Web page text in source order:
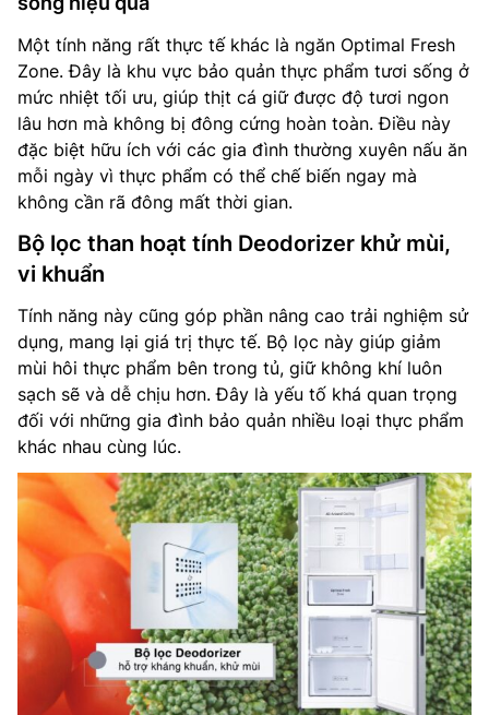
Một tính năng rất thực tế khác là ngăn Optimal Fresh
Zone. Đây là khu vực bảo quản thực phẩm tươi sống ở
mức nhiệt tối ưu, giúp thịt cá giữ được độ tươi ngon
lâu hơn mà không bị đông cứng hoàn toàn. Điều này
đặc biệt hữu ích với các gia đình thường xuyên nấu ăn
mỗi ngày vì thực phẩm có thể chế biến ngay mà
không cần rã đông mất thời gian.
Bộ lọc than hoạt tính Deodorizer khử mùi,
vi khuẩn
Tính năng này cũng góp phần nâng cao trải nghiệm sử
dụng, mang lại giá trị thực tế. Bộ lọc này giúp giảm
mùi hôi thực phẩm bên trong tủ, giữ không khí luôn
sạch sẽ và dễ chịu hơn. Đây là yếu tố khá quan trọng
đối với những gia đình bảo quản nhiều loại thực phẩm
khác nhau cùng lúc.